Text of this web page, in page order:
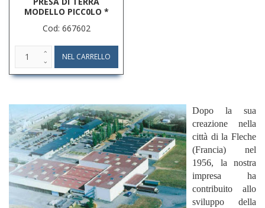
MODELLO PICC0LO *
Cod: 667602
Dopo la sua
creazione nella
città di la Fleche
(Francia) nel
1956, la nostra
impresa ha
contribuito allo
sviluppo della